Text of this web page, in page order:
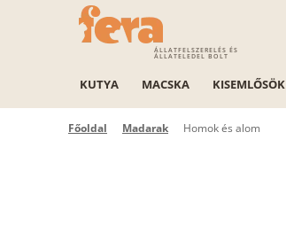
ÁLLATFELSZERELÉS ÉS
ÁLLATELEDEL BOLT
KUTYA MACSKA KISEMLŐSÖK
Főoldal Madarak Homok és alom